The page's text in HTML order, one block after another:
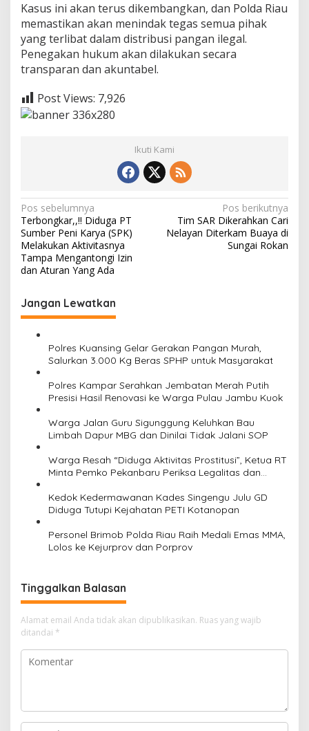
Kasus ini akan terus dikembangkan, dan Polda Riau
memastikan akan menindak tegas semua pihak
yang terlibat dalam distribusi pangan ilegal.
Penegakan hukum akan dilakukan secara
transparan dan akuntabel.
Post Views: 7,926
Ikuti Kami
N
a
v
i
a
Pos sebelumnya
Terbongkar,,!! Diduga PT
Sumber Peni Karya (SPK)
Melakukan Aktivitasnya
Tampa Mengantongi Izin
dan Aturan Yang Ada
Pos berikutnya
Tim SAR Dikerahkan Cari
Nelayan Diterkam Buaya di
Sungai Rokan
Jangan Lewatkan
Polres Kuansing Gelar Gerakan Pangan Murah,
Salurkan 3.000 Kg Beras SPHP untuk Masyarakat
Polres Kampar Serahkan Jembatan Merah Putih
Presisi Hasil Renovasi ke Warga Pulau Jambu Kuok
Warga Jalan Guru Sigunggung Keluhkan Bau
Limbah Dapur MBG dan Dinilai Tidak Jalani SOP
Warga Resah “Diduga Aktivitas Prostitusi”, Ketua RT
Minta Pemko Pekanbaru Periksa Legalitas dan
Kedok Kedermawanan Kades Singengu Julu GD
Diduga Tutupi Kejahatan PETI Kotanopan
Personel Brimob Polda Riau Raih Medali Emas MMA,
Lolos ke Kejurprov dan Porprov
Tinggalkan Balasan
Alamat email Anda tidak akan dipublikasikan. Ruas yang wajib
ditandai *